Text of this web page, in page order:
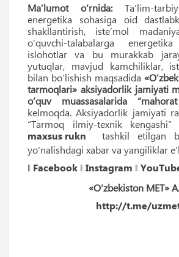
Ma’lumot o‘rnida:Taʼlim-
energetika sohasiga oid
shakllantirish, isteʼmol
o‘quvchi-talabalarga
islohotlar va bu murakkab
yutuqlar, mavjud kamchiliklar,
bilan bo‘lishish maqsadida
tarmoqlari» aksiyadorlik jamiyati
o‘quv muassasalarida
kelmoqda. Aksiyadorlik jamiyati
“Tarmoq ilmiy-texnik
maxsus rukn tashkil etilgan
yo‘nalishdagi xabar va yangiliklar
‖ Facebook ‖ Instagram ‖
«O‘zbekiston MET»
http://t.me/